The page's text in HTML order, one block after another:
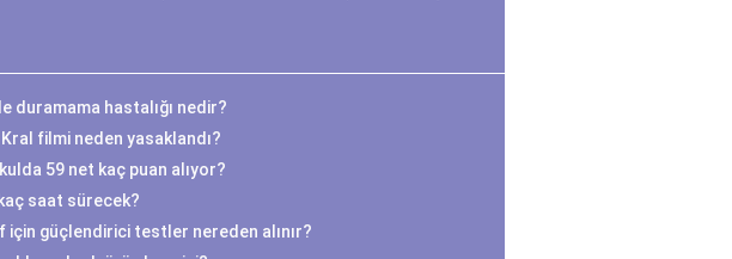
duramama hastalığı nedir?
filmi neden yasaklandı?
59 net kaç puan alıyor?
saat sürecek?
için güçlendirici testler nereden alınır?